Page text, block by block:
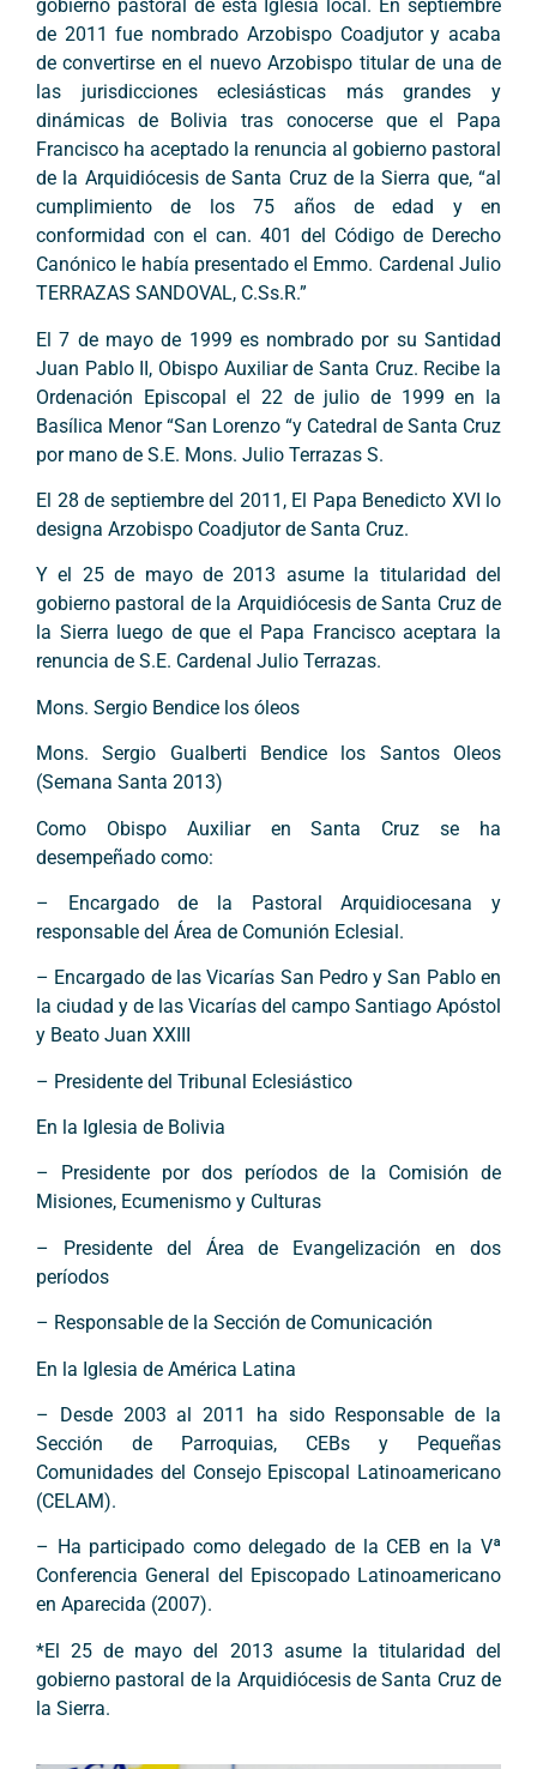
gobierno pastoral de esta Iglesia local. En septiembre
de 2011 fue nombrado Arzobispo Coadjutor y acaba
de convertirse en el nuevo Arzobispo titular de una de
las jurisdicciones eclesiásticas más grandes y
dinámicas de Bolivia tras conocerse que el Papa
Francisco ha aceptado la renuncia al gobierno pastoral
de la Arquidiócesis de Santa Cruz de la Sierra que, “al
cumplimiento de los 75 años de edad y en
conformidad con el can. 401 del Código de Derecho
Canónico le había presentado el Emmo. Cardenal Julio
TERRAZAS SANDOVAL, C.Ss.R.”
El 7 de mayo de 1999 es nombrado por su Santidad
Juan Pablo II, Obispo Auxiliar de Santa Cruz. Recibe la
Ordenación Episcopal el 22 de julio de 1999 en la
Basílica Menor “San Lorenzo “y Catedral de Santa Cruz
por mano de S.E. Mons. Julio Terrazas S.
El 28 de septiembre del 2011, El Papa Benedicto XVI lo
designa Arzobispo Coadjutor de Santa Cruz.
Y el 25 de mayo de 2013 asume la titularidad del
gobierno pastoral de la Arquidiócesis de Santa Cruz de
la Sierra luego de que el Papa Francisco aceptara la
renuncia de S.E. Cardenal Julio Terrazas.
Mons. Sergio Bendice los óleos
Mons. Sergio Gualberti Bendice los Santos Oleos
(Semana Santa 2013)
Como Obispo Auxiliar en Santa Cruz se ha
desempeñado como:
– Encargado de la Pastoral Arquidiocesana y
responsable del Área de Comunión Eclesial.
– Encargado de las Vicarías San Pedro y San Pablo en
la ciudad y de las Vicarías del campo Santiago Apóstol
y Beato Juan XXIII
– Presidente del Tribunal Eclesiástico
En la Iglesia de Bolivia
– Presidente por dos períodos de la Comisión de
Misiones, Ecumenismo y Culturas
– Presidente del Área de Evangelización en dos
períodos
– Responsable de la Sección de Comunicación
En la Iglesia de América Latina
– Desde 2003 al 2011 ha sido Responsable de la
Sección de Parroquias, CEBs y Pequeñas
Comunidades del Consejo Episcopal Latinoamericano
(CELAM).
– Ha participado como delegado de la CEB en la Vª
Conferencia General del Episcopado Latinoamericano
en Aparecida (2007).
*El 25 de mayo del 2013 asume la titularidad del
gobierno pastoral de la Arquidiócesis de Santa Cruz de
la Sierra.